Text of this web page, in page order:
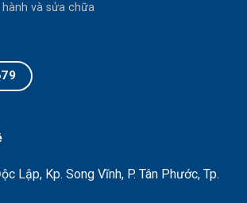
và sửa chữa
Lập, Kp. Song Vĩnh, P. Tân Phước, Tp.